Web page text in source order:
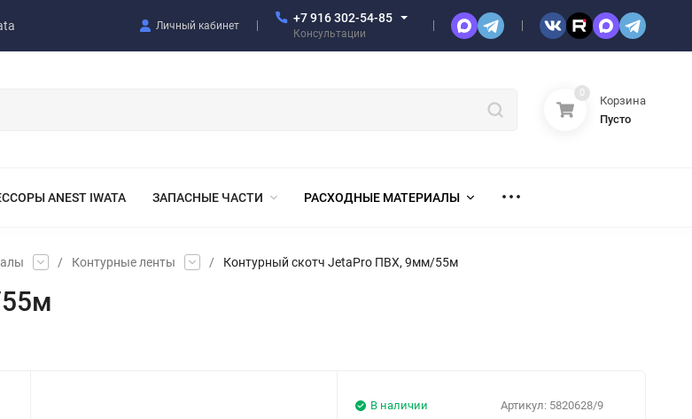
Личный кабинет
+7 916 302-54-85
Консультации
0
Корзина
Пусто
ANEST IWATA ЗАПАСНЫЕ ЧАСТИ РАСХОДНЫЕ МАТЕРИАЛЫ
/ Контурные ленты / Контурный скотч JetaPro ПВХ, 9мм/55м
Артикул: 5820628/9
В наличии